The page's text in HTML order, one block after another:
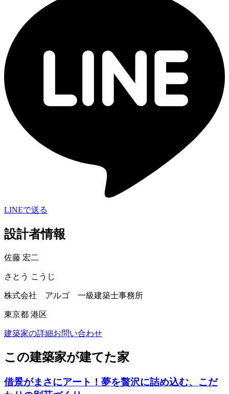
LINEで送る
設計者情報
佐藤 宏二
さとう こうじ
株式会社 アルゴ 一級建築士事務所
東京都 港区
建築家の詳細お問い合わせ
この建築家が建てた家
借景がまさにアート！夢を贅沢に詰め込む、こだ